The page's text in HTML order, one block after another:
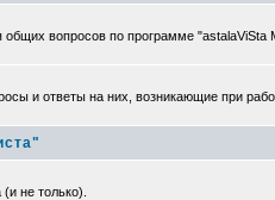
вопросов по программе "astalaViSta
и ответы на них, возникающие при
не только).